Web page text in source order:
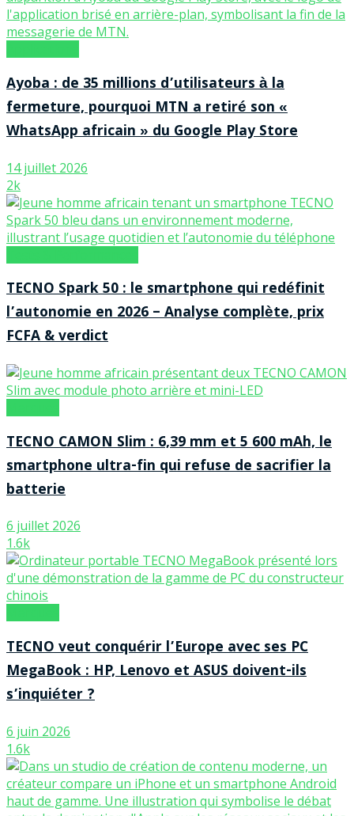
Ayoba : de 35 millions d’utilisateurs à la
fermeture, pourquoi MTN a retiré son «
WhatsApp africain » du Google Play Store
14 juillet 2026
2k
TECNO Spark 50 : le smartphone qui redéfinit
l’autonomie en 2026 – Analyse complète, prix
FCFA & verdict
TECNO CAMON Slim : 6,39 mm et 5 600 mAh, le
smartphone ultra-fin qui refuse de sacrifier la
batterie
6 juillet 2026
1.6k
TECNO veut conquérir l’Europe avec ses PC
MegaBook : HP, Lenovo et ASUS doivent-ils
s’inquiéter ?
6 juin 2026
1.6k